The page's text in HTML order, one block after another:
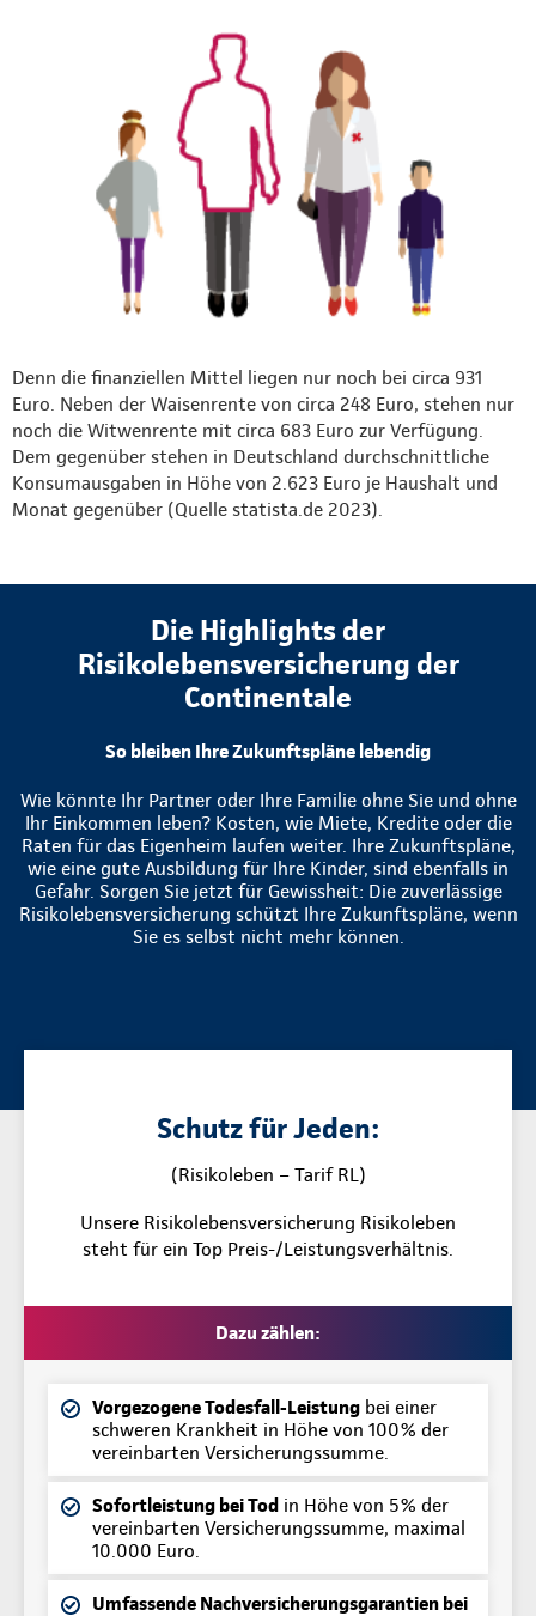
Denn die finanziellen Mittel liegen nur noch bei circa 931
Euro. Neben der Waisenrente von circa 248 Euro, stehen nur
noch die Witwenrente mit circa 683 Euro zur Verfügung.
Dem gegenüber stehen in Deutschland durchschnittliche
Konsumausgaben in Höhe von 2.623 Euro je Haushalt und
Monat gegenüber (Quelle statista.de 2023).
Die Highlights der
Risikolebensversicherung der
Continentale
So bleiben Ihre Zukunftspläne lebendig
Wie könnte Ihr Partner oder Ihre Familie ohne Sie und ohne
Ihr Einkommen leben? Kosten, wie Miete, Kredite oder die
Raten für das Eigenheim laufen weiter. Ihre Zukunftspläne,
wie eine gute Ausbildung für Ihre Kinder, sind ebenfalls in
Gefahr. Sorgen Sie jetzt für Gewissheit: Die zuverlässige
Risikolebensversicherung schützt Ihre Zukunftspläne, wenn
Sie es selbst nicht mehr können.
Schutz für Jeden:
(Risikoleben – Tarif RL)
Unsere Risikolebensversicherung Risikoleben
steht für ein Top Preis-/Leistungsverhältnis.
Dazu zählen:
Vorgezogene Todesfall-Leistung bei einer
schweren Krankheit in Höhe von 100% der
vereinbarten Versicherungssumme.
Sofortleistung bei Tod in Höhe von 5% der
vereinbarten Versicherungssumme, maximal
10.000 Euro.
Umfassende Nachversicherungsgarantien bei